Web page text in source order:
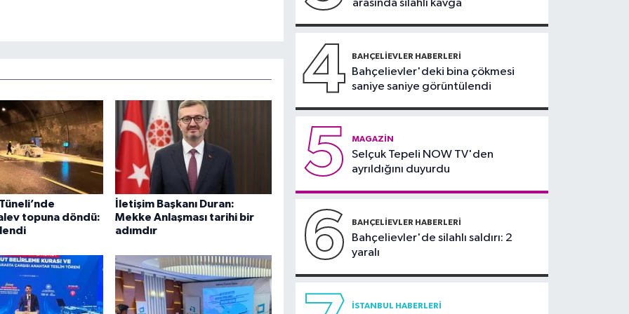
topuna döndü:
İletişim Başkanı Duran:
Mekke Anlaşması tarihi bir
adımdır
teklifi komisyonda
arasında silahlı kavga
4 BAHÇELIEVLER HABERLERI
Bahçelievler'deki bina çökmesi
saniye saniye görüntülendi
5 MAGAZIN
Selçuk Tepeli NOW TV'den
ayrıldığını duyurdu
6 BAHÇELIEVLER HABERLERI
Bahçelievler'de silahlı saldırı: 2
yaralı
İSTANBUL HABERLERI